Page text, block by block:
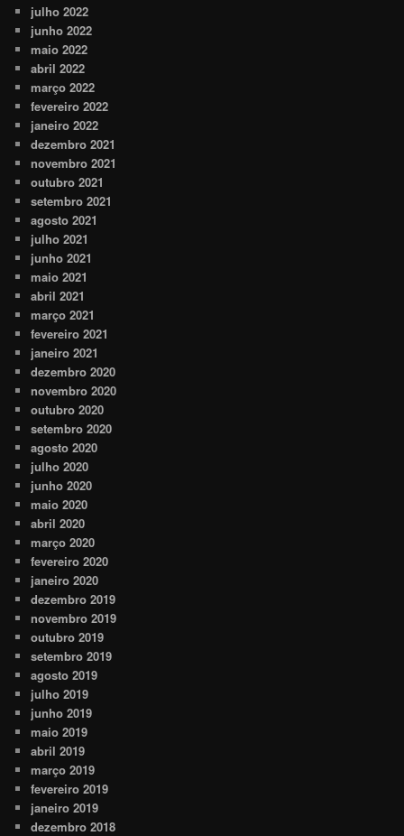
julho 2022
junho 2022
maio 2022
abril 2022
março 2022
fevereiro 2022
janeiro 2022
dezembro 2021
novembro 2021
outubro 2021
setembro 2021
agosto 2021
julho 2021
junho 2021
maio 2021
abril 2021
março 2021
fevereiro 2021
janeiro 2021
dezembro 2020
novembro 2020
outubro 2020
setembro 2020
agosto 2020
julho 2020
junho 2020
maio 2020
abril 2020
março 2020
fevereiro 2020
janeiro 2020
dezembro 2019
novembro 2019
outubro 2019
setembro 2019
agosto 2019
julho 2019
junho 2019
maio 2019
abril 2019
março 2019
fevereiro 2019
janeiro 2019
dezembro 2018